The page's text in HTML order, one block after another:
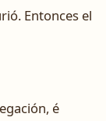
Entonces el
é